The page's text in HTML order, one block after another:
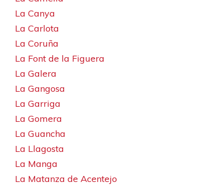
La Canya
La Carlota
La Coruña
La Font de la Figuera
La Galera
La Gangosa
La Garriga
La Gomera
La Guancha
La Llagosta
La Manga
La Matanza de Acentejo